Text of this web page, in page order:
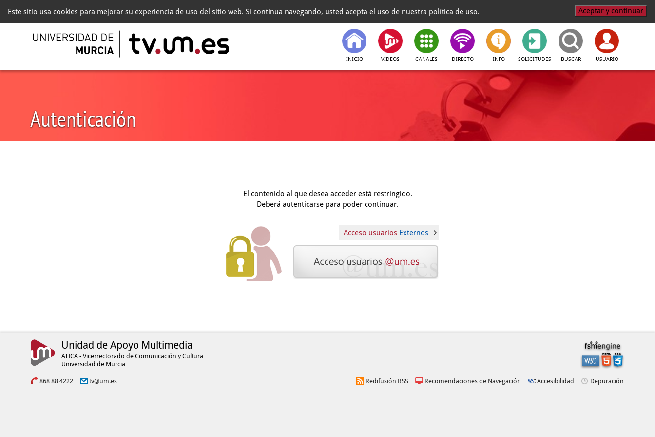
Este sitio usa cookies para mejorar su experiencia de uso del sitio web. Si continua navegando, usted acepta el uso de nuestra política de uso. Aceptar y continuar
INICIO VIDEOS CANALES DIRECTO INFO SOLICITUDES BUSCAR USUARIO
Autenticación
El contenido al que desea acceder está restringido.
Deberá autenticarse para poder continuar.
Acceso usuarios Externos
Unidad de Apoyo Multimedia
ATICA - Vicerrectorado de Comunicación y Cultura
Universidad de Murcia
868 88 4222 tv@um.es Redifusión RSS Recomendaciones de Navegación Accesibilidad Depuración